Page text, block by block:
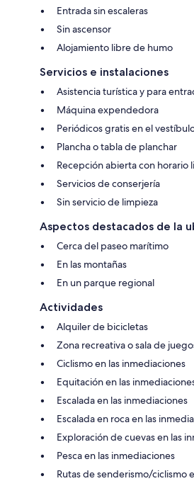
Entrada sin escaleras
Sin ascensor
Alojamiento libre de humo
Servicios e instalaciones
Asistencia turística y para
Máquina expendedora
Periódicos gratis en el
Plancha o tabla de planchar
Recepción abierta con horario
Servicios de conserjería
Sin servicio de limpieza
Aspectos destacados de la
Cerca del paseo marítimo
En las montañas
En un parque regional
Actividades
Alquiler de bicicletas
Zona recreativa o sala de
Ciclismo en las inmediaciones
Equitación en las
Escalada en las inmediaciones
Escalada en roca en las
Exploración de cuevas en las
Pesca en las inmediaciones
Rutas de senderismo/ciclismo